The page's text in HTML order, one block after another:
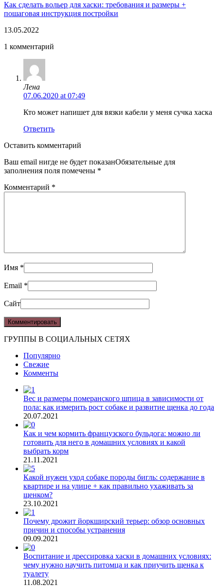
Как сделать вольер для хаски: требования и размеры +
пошаговая инструкция постройки
13.05.2022
1 комментарий
Лена
07.06.2020 at 07:49
Кто может напишет для вязки кабели у меня сучка хаска
Ответить
Оставить комментарий
Ваш email нигде не будет показанОбязательные для
заполнения поля помечены *
Комментарий *
Имя *
Email *
Сайт
ГРУППЫ В СОЦИАЛЬНЫХ СЕТЯХ
Популярно
Свежие
Комменты
Вес и размеры померанского шпица в зависимости от
пола: как измерить рост собаке и развитие щенка до года
20.07.2021
Как и чем кормить французского бульдога: можно ли
готовить для него в домашних условиях и какой
выбрать корм
21.11.2021
Какой нужен уход собаке породы бигль: содержание в
квартире и на улице + как правильно ухаживать за
щенком?
23.10.2021
Почему дрожит йоркширский терьер: обзор основных
причин и способы устранения
09.09.2021
Воспитание и дрессировка хаски в домашних условиях:
чему нужно научить питомца и как приучить щенка к
туалету
11.08.2021